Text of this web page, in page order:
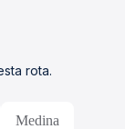
rota.
Medina